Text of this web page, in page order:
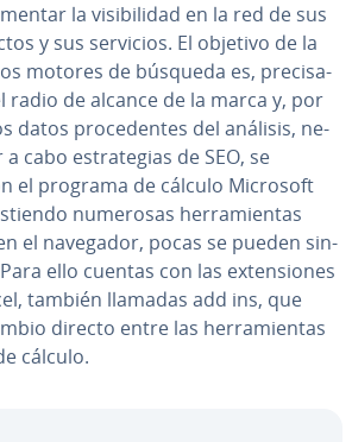
la vi­si­bi­li­dad en la red de sus
y sus servicios. El objetivo de la
motores de búsqueda es, pre­ci­sa­
radio de alcance de la marca y, por
datos pro­ce­de­n­tes del análisis, ne­
cabo es­tra­te­gias de SEO, se
el programa de cálculo Microsoft
numerosas he­rra­mie­n­tas
el navegador, pocas se pueden si­n­
ello cuentas con las ex­te­n­sio­nes
también llamadas add ins, que
directo entre las he­rra­mie­n­tas
cálculo.